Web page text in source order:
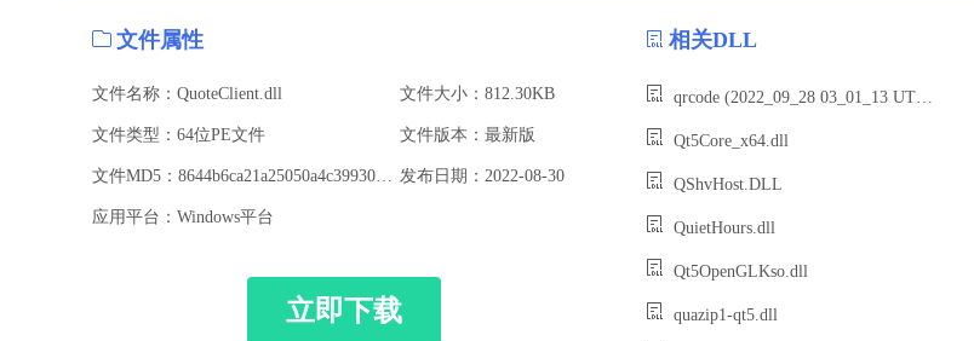
文件属性
文件名称：QuoteClient.dll 文件大小：812.30KB
文件类型：64位PE文件 文件版本：最新版
发布日期：2022-08-30
应用平台：Windows平台
立即下载
相关DLL
qrcode (2022_09_28 03_01_13 UTC).dll
Qt5Core_x64.dll
QShvHost.DLL
QuietHours.dll
Qt5OpenGLKso.dll
quazip1-qt5.dll